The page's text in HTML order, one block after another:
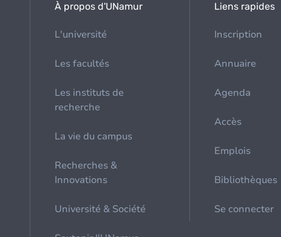
À propos d'UNamur
L'université
Les facultés
Les instituts de
recherche
La vie du campus
Recherches &
Innovations
Université & Société
Liens rapides
Inscription
Annuaire
Agenda
Accès
Emplois
Bibliothèques
Se connecter